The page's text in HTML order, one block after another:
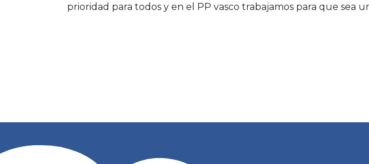
prioridad para todos y en el PP vasco trabajamos para que sea